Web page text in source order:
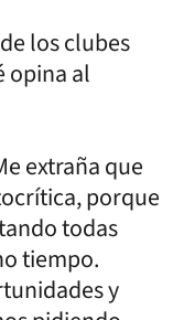
los clubes
opina al
extraña que
porque
todas
tiempo.
y